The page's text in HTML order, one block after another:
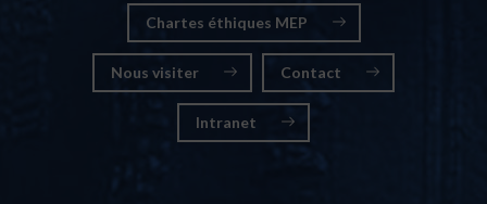
Chartes éthiques MEP
Nous visiter Contact
Intranet